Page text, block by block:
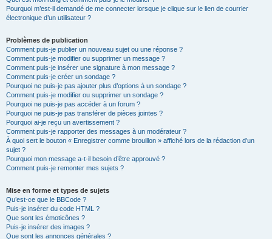
Pourquoi m’est-il demandé de me connecter lorsque je clique sur le lien de courrier
électronique d’un utilisateur ?
Problèmes de publication
Comment puis-je publier un nouveau sujet ou une réponse ?
Comment puis-je modifier ou supprimer un message ?
Comment puis-je insérer une signature à mon message ?
Comment puis-je créer un sondage ?
Pourquoi ne puis-je pas ajouter plus d’options à un sondage ?
Comment puis-je modifier ou supprimer un sondage ?
Pourquoi ne puis-je pas accéder à un forum ?
Pourquoi ne puis-je pas transférer de pièces jointes ?
Pourquoi ai-je reçu un avertissement ?
Comment puis-je rapporter des messages à un modérateur ?
À quoi sert le bouton « Enregistrer comme brouillon » affiché lors de la rédaction d’un
sujet ?
Pourquoi mon message a-t-il besoin d’être approuvé ?
Comment puis-je remonter mes sujets ?
Mise en forme et types de sujets
Qu’est-ce que le BBCode ?
Puis-je insérer du code HTML ?
Que sont les émoticônes ?
Puis-je insérer des images ?
Que sont les annonces générales ?